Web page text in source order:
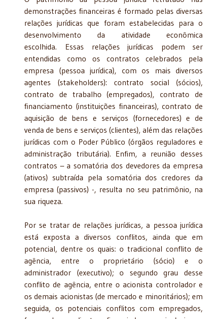
demonstrações financeiras é formado pelas diversas
relações jurídicas que foram estabelecidas para o
desenvolvimento da atividade econômica
escolhida. Essas relações jurídicas podem ser
entendidas como os contratos celebrados pela
empresa (pessoa jurídica), com os mais diversos
agentes (stakeholders): contrato social (sócios),
contrato de trabalho (empregados), contrato de
financiamento (instituições financeiras), contrato de
aquisição de bens e serviços (fornecedores) e de
venda de bens e serviços (clientes), além das relações
jurídicas com o Poder Público (órgãos reguladores e
administração tributária). Enfim, a reunião desses
contratos – a somatória dos devedores da empresa
(ativos) subtraída pela somatória dos credores da
empresa (passivos) -, resulta no seu patrimônio, na
sua riqueza.
Por se tratar de relações jurídicas, a pessoa jurídica
está exposta a diversos conflitos, ainda que em
potencial, dentre os quais: o tradicional conflito de
agência, entre o proprietário (sócio) e o
administrador (executivo); o segundo grau desse
conflito de agência, entre o acionista controlador e
os demais acionistas (de mercado e minoritários); em
seguida, os potenciais conflitos com empregados,